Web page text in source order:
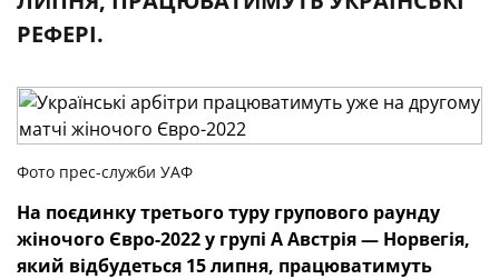
РЕФЕРІ.
Фото прес-служби УАФ
На поєдинку третього туру групового раунду
жіночого Євро-2022 у групі А Австрія — Норвегія,
який відбудеться 15 липня, працюватимуть